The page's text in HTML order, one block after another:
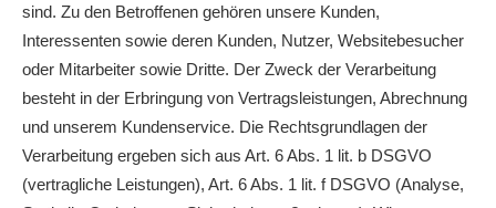
sind. Zu den Betroffenen gehören unsere Kunden,
Interessenten sowie deren Kunden, Nutzer, Websitebesucher
oder Mitarbeiter sowie Dritte. Der Zweck der Verarbeitung
besteht in der Erbringung von Vertragsleistungen, Abrechnung
und unserem Kundenservice. Die Rechtsgrundlagen der
Verarbeitung ergeben sich aus Art. 6 Abs. 1 lit. b DSGVO
(vertragliche Leistungen), Art. 6 Abs. 1 lit. f DSGVO (Analyse,